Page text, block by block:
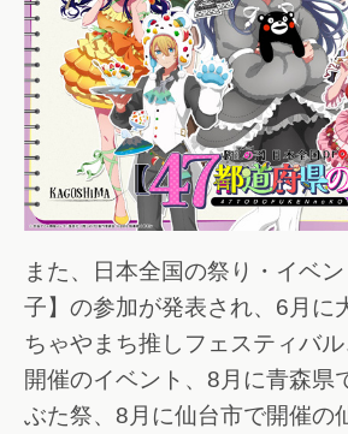
また、日本全国の祭り・イベ
子】の参加が発表され、6月に
ちゃやまち推しフェスティバ
開催のイベント、8月に青森県
ぶた祭、8月に仙台市で開催の